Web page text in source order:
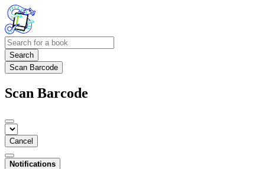
Search
Scan Barcode
Scan Barcode
Cancel
Notifications